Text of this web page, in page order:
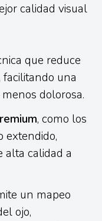
calidad visual
que reduce
una
dolorosa.
, como los
extendido,
alta calidad a
un mapeo
ojo,